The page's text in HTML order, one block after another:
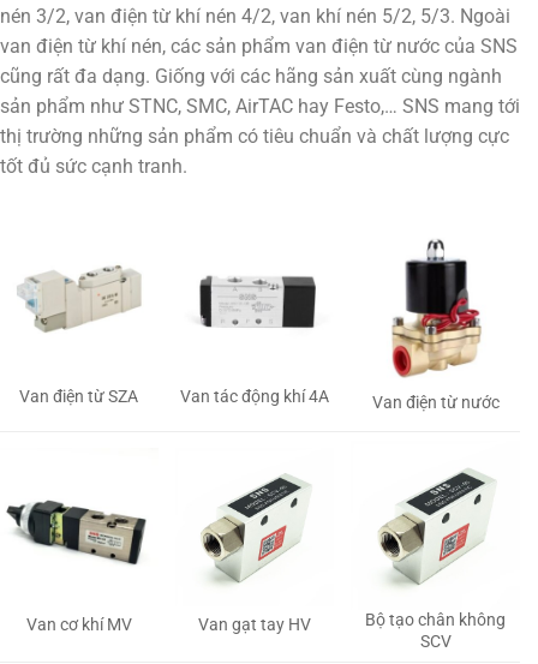
nén 3/2, van điện từ khí nén 4/2, van khí nén 5/2, 5/3. Ngoài
van điện từ khí nén, các sản phẩm van điện từ nước của SNS
cũng rất đa dạng. Giống với các hãng sản xuất cùng ngành
sản phẩm như STNC, SMC, AirTAC hay Festo,… SNS mang tới
thị trường những sản phẩm có tiêu chuẩn và chất lượng cực
tốt đủ sức cạnh tranh.
Van điện từ SZA Van tác động khí 4A Van điện từ nước
Van cơ khí MV Van gạt tay HV
Bộ tạo chân không
SCV